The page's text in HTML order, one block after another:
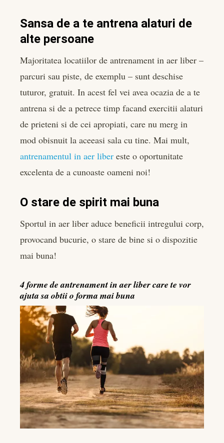
Sansa de a te antrena alaturi de
alte persoane
Majoritatea locatiilor de antrenament in aer liber –
parcuri sau piste, de exemplu – sunt deschise
tuturor, gratuit. In acest fel vei avea ocazia de a te
antrena si de a petrece timp facand exercitii alaturi
de prieteni si de cei apropiati, care nu merg in
mod obisnuit la aceeasi sala cu tine. Mai mult,
antrenamentul in aer liber este o oportunitate
excelenta de a cunoaste oameni noi!
O stare de spirit mai buna
Sportul in aer liber aduce beneficii intregului corp,
provocand bucurie, o stare de bine si o dispozitie
mai buna!
4 forme de antrenament in aer liber care te vor
ajuta sa obtii o forma mai buna